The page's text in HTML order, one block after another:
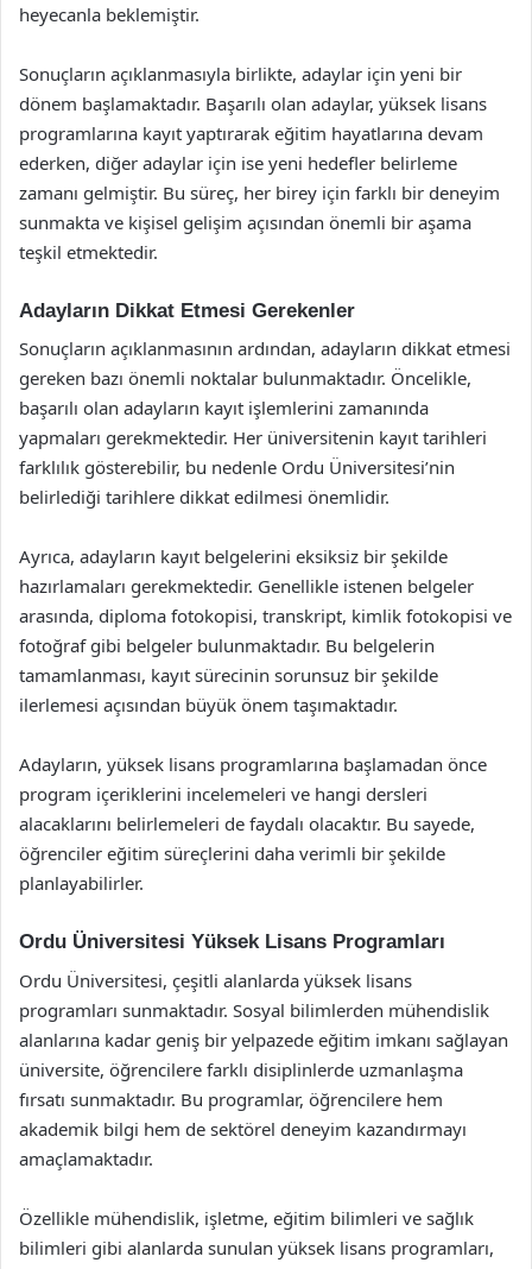
heyecanla beklemiştir.
Sonuçların açıklanmasıyla birlikte, adaylar için yeni bir
dönem başlamaktadır. Başarılı olan adaylar, yüksek lisans
programlarına kayıt yaptırarak eğitim hayatlarına devam
ederken, diğer adaylar için ise yeni hedefler belirleme
zamanı gelmiştir. Bu süreç, her birey için farklı bir deneyim
sunmakta ve kişisel gelişim açısından önemli bir aşama
teşkil etmektedir.
Adayların Dikkat Etmesi Gerekenler
Sonuçların açıklanmasının ardından, adayların dikkat etmesi
gereken bazı önemli noktalar bulunmaktadır. Öncelikle,
başarılı olan adayların kayıt işlemlerini zamanında
yapmaları gerekmektedir. Her üniversitenin kayıt tarihleri
farklılık gösterebilir, bu nedenle Ordu Üniversitesi’nin
belirlediği tarihlere dikkat edilmesi önemlidir.
Ayrıca, adayların kayıt belgelerini eksiksiz bir şekilde
hazırlamaları gerekmektedir. Genellikle istenen belgeler
arasında, diploma fotokopisi, transkript, kimlik fotokopisi ve
fotoğraf gibi belgeler bulunmaktadır. Bu belgelerin
tamamlanması, kayıt sürecinin sorunsuz bir şekilde
ilerlemesi açısından büyük önem taşımaktadır.
Adayların, yüksek lisans programlarına başlamadan önce
program içeriklerini incelemeleri ve hangi dersleri
alacaklarını belirlemeleri de faydalı olacaktır. Bu sayede,
öğrenciler eğitim süreçlerini daha verimli bir şekilde
planlayabilirler.
Ordu Üniversitesi Yüksek Lisans Programları
Ordu Üniversitesi, çeşitli alanlarda yüksek lisans
programları sunmaktadır. Sosyal bilimlerden mühendislik
alanlarına kadar geniş bir yelpazede eğitim imkanı sağlayan
üniversite, öğrencilere farklı disiplinlerde uzmanlaşma
fırsatı sunmaktadır. Bu programlar, öğrencilere hem
akademik bilgi hem de sektörel deneyim kazandırmayı
amaçlamaktadır.
Özellikle mühendislik, işletme, eğitim bilimleri ve sağlık
bilimleri gibi alanlarda sunulan yüksek lisans programları,